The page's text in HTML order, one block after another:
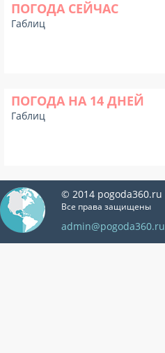
ПОГОДА СЕЙЧАС
Габлиц
ПОГОДА НА 14 ДНЕЙ
Габлиц
© 2014 pogoda360.ru
Все права защищены
admin@pogoda360.ru